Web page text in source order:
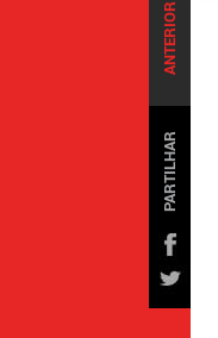
ANTERIOR
PARTILHAR